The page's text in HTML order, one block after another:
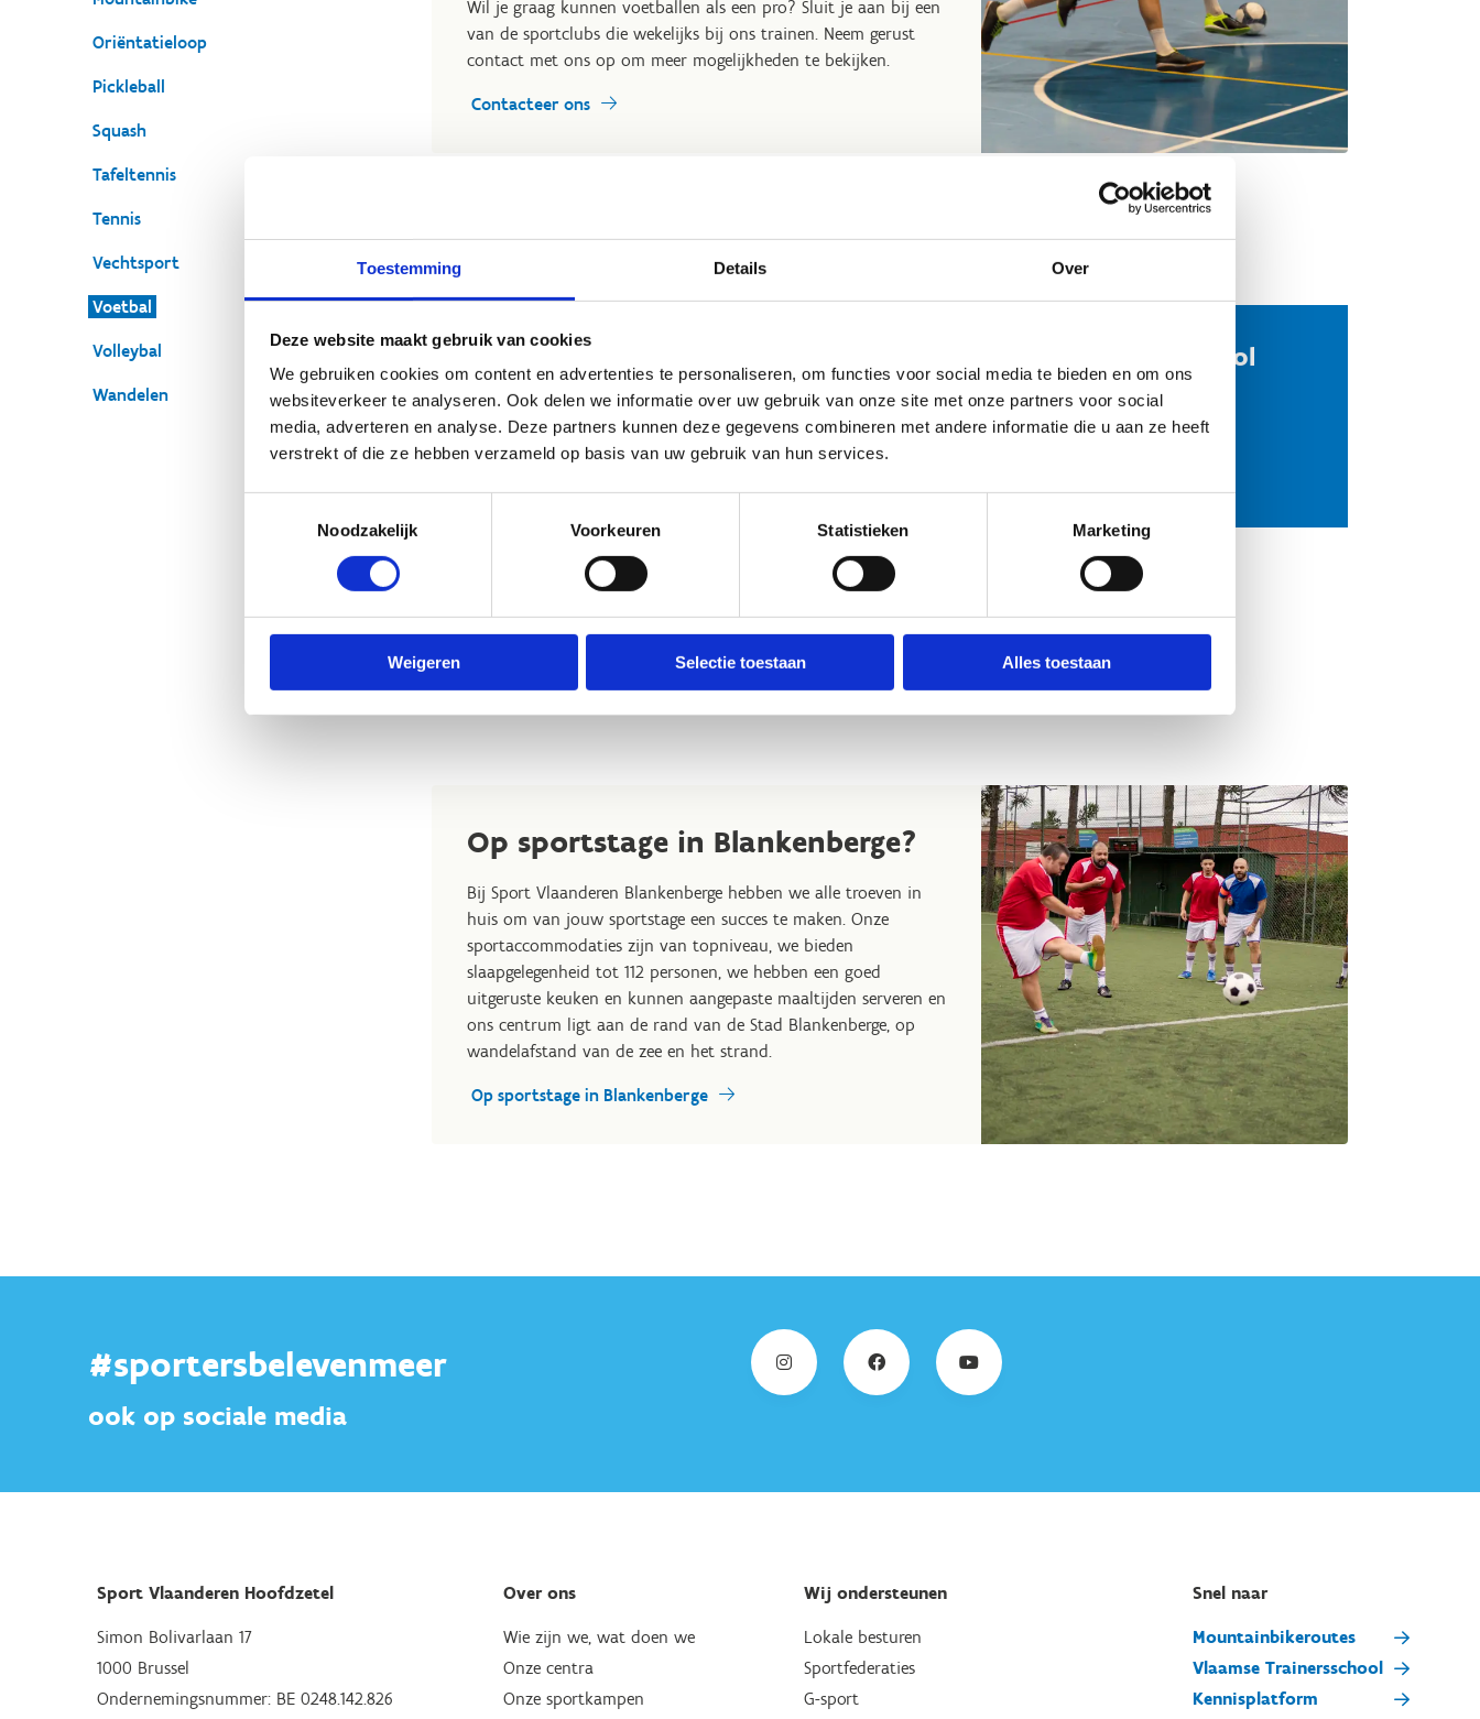
Toestemming Details Over
Deze website maakt gebruik van cookies
We gebruiken cookies om content en advertenties te personaliseren, om functies voor social media te bieden en om ons
websiteverkeer te analyseren. Ook delen we informatie over uw gebruik van onze site met onze partners voor social
media, adverteren en analyse. Deze partners kunnen deze gegevens combineren met andere informatie die u aan ze heeft
verstrekt of die ze hebben verzameld op basis van uw gebruik van hun services.
Noodzakelijk
Voorkeuren Statistieken Marketing
Weigeren Selectie toestaan Alles toestaan
Oriëntatieloop
Pickleball
Squash
Tafeltennis
Tennis
Vechtsport
Voetbal
Volleybal
Wandelen
Wil je graag kunnen voetballen als een pro? Sluit je aan bij een
van de sportclubs die wekelijks bij ons trainen. Neem gerust
contact met ons op om meer mogelijkheden te bekijken.
Contacteer ons
Actieve clubs
KSC Blankenberge
Freddy Jacobs
Stuur een bericht
Website
/ Keypharm
Lorenzo Seghers
Website
Voetbalschool
Legein
Pieter Devriendt
Website
(zaalvoetbal)
ZVC Kruiskalsijde
(zaalvoetbal)
Jari Belpaire
Op sportstage in Blankenberge?
Bij Sport Vlaanderen Blankenberge hebben we alle troeven in
huis om van jouw sportstage een succes te maken. Onze
sportaccommodaties zijn van topniveau, we bieden
slaapgelegenheid tot 112 personen, we hebben een goed
uitgeruste keuken en kunnen aangepaste maaltijden serveren en
ons centrum ligt aan de rand van de Stad Blankenberge, op
wandelafstand van de zee en het strand.
Op sportstage in Blankenberge
#sportersbelevenmeer
ook op sociale media
Sport Vlaanderen Hoofdzetel
Simon Bolivarlaan 17
1000 Brussel
Ondernemingsnummer: BE 0248.142.826
Over ons
Wie zijn we, wat doen we
Onze centra
Onze sportkampen
Wij ondersteunen
Lokale besturen
Sportfederaties
G-sport
Snel naar
Mountainbikeroutes
Vlaamse Trainersschool
Kennisplatform